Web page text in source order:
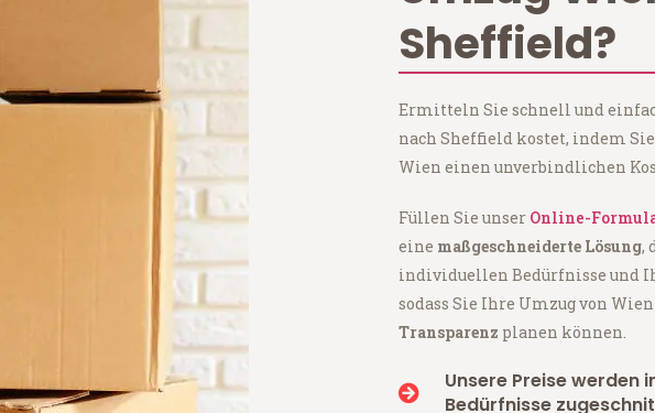
Sheffield?
Ermitteln Sie schnell und
nach Sheffield kostet, indem
Wien einen unverbindlichen
Füllen Sie unser Online-
eine maßgeschneiderte Lösung,
individuellen Bedürfnisse und
sodass Sie Ihre Umzug von
Transparenz planen können.
Unsere Preise werden
Bedürfnisse